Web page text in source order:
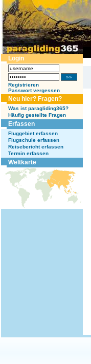
Login
Registrieren
Passwort vergessen
Neu hier? Fragen?
Was ist paragliding365?
Häufig gestellte Fragen
Erfassen
Fluggebiet erfassen
Flugschule erfassen
Reisebericht erfassen
Termin erfassen
Weltkarte